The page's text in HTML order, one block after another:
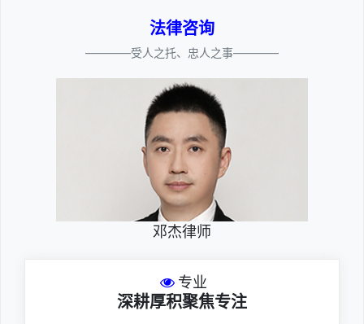
法律咨询
————受人之托、忠人之事————
邓杰律师
专业
深耕厚积聚焦专注